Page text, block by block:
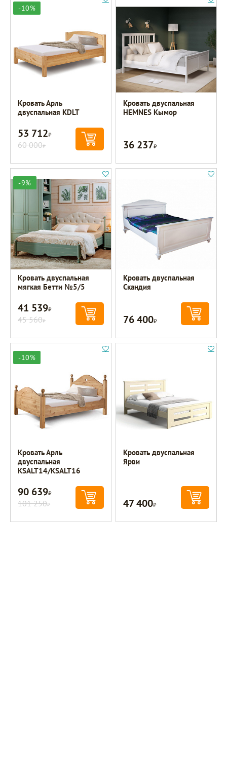
-10%
Кровать Арль
двуспальная KDLT
53 712Р
60 000Р
Кровать двуспальная
HEMNES Кымор
36 237Р
-9%
Кровать двуспальная
мягкая Бетти №5/5
41 539Р
45 560Р
Кровать двуспальная
Скандия
76 400Р
-10%
Кровать Арль
двуспальная
KSALT14/KSALT16
90 639Р
101 250Р
Кровать двуспальная
Ярви
47 400Р